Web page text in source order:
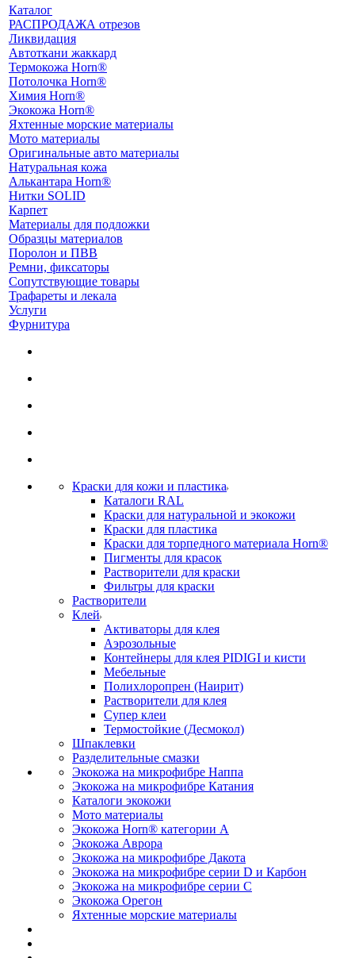
Каталог
РАСПРОДАЖА отрезов
Ликвидация
Автоткани жаккард
Термокожа Horn®
Потолочка Horn®
Химия Horn®
Экокожа Horn®
Яхтенные морские материалы
Мото материалы
Оригинальные авто материалы
Натуральная кожа
Алькантара Horn®
Нитки SOLID
Карпет
Материалы для подложки
Образцы материалов
Поролон и ПВВ
Ремни, фиксаторы
Сопутствующие товары
Трафареты и лекала
Услуги
Фурнитура
Краски для кожи и пластика
Каталоги RAL
Краски для натуральной и экокожи
Краски для пластика
Краски для торпедного материала Horn®
Пигменты для красок
Растворители для краски
Фильтры для краски
Растворители
Клей
Активаторы для клея
Аэрозольные
Контейнеры для клея PIDIGI и кисти
Мебельные
Полихлоропрен (Наирит)
Растворители для клея
Супер клеи
Термостойкие (Десмокол)
Шпаклевки
Разделительные смазки
Экокожа на микрофибре Наппа
Экокожа на микрофибре Катания
Каталоги экокожи
Мото материалы
Экокожа Horn® категории A
Экокожа Аврора
Экокожа на микрофибре Дакота
Экокожа на микрофибре серии D и Карбон
Экокожа на микрофибре серии С
Экокожа Орегон
Яхтенные морские материалы